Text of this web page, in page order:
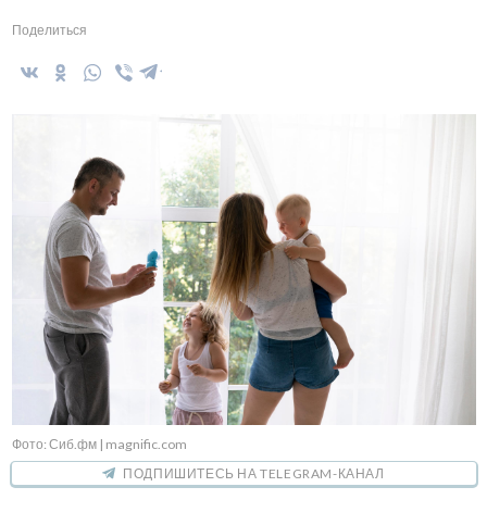
Поделиться
Фото: Сиб.фм | magnific.com
ПОДПИШИТЕСЬ НА TELEGRAM-КАНАЛ